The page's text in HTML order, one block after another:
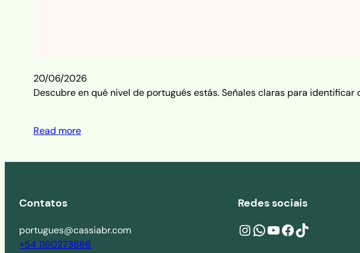
20/06/2026
Descubre en qué nivel de portugués estás. Señales claras para
Read more
Contatos
portugues@cassiabr.com
+54 1160273686
Redes sociais
Instagram wa.me/541160273686 YouTube Facebook TikTok